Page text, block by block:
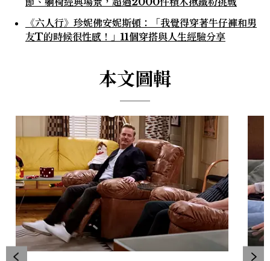
《六人行》珍妮佛安妮斯頓：「我覺得穿著牛仔褲和男
友T的時候很性感！」11個穿搭與人生經驗分享
本文圖輯